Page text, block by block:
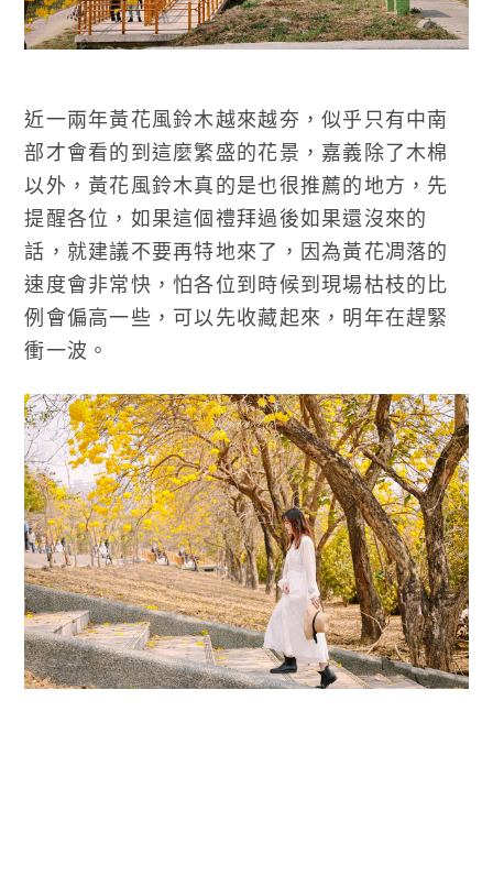
近一兩年黃花風鈴木越來越夯，似乎只有中南
部才會看的到這麼繁盛的花景，嘉義除了木棉
以外，黃花風鈴木真的是也很推薦的地方，先
提醒各位，如果這個禮拜過後如果還沒來的
話，就建議不要再特地來了，因為黃花凋落的
速度會非常快，怕各位到時候到現場枯枝的比
例會偏高一些，可以先收藏起來，明年在趕緊
衝一波。